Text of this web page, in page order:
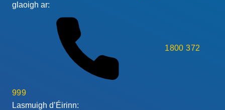
glaoigh ar:
1800 372
999
Lasmuigh d’Éirinn: